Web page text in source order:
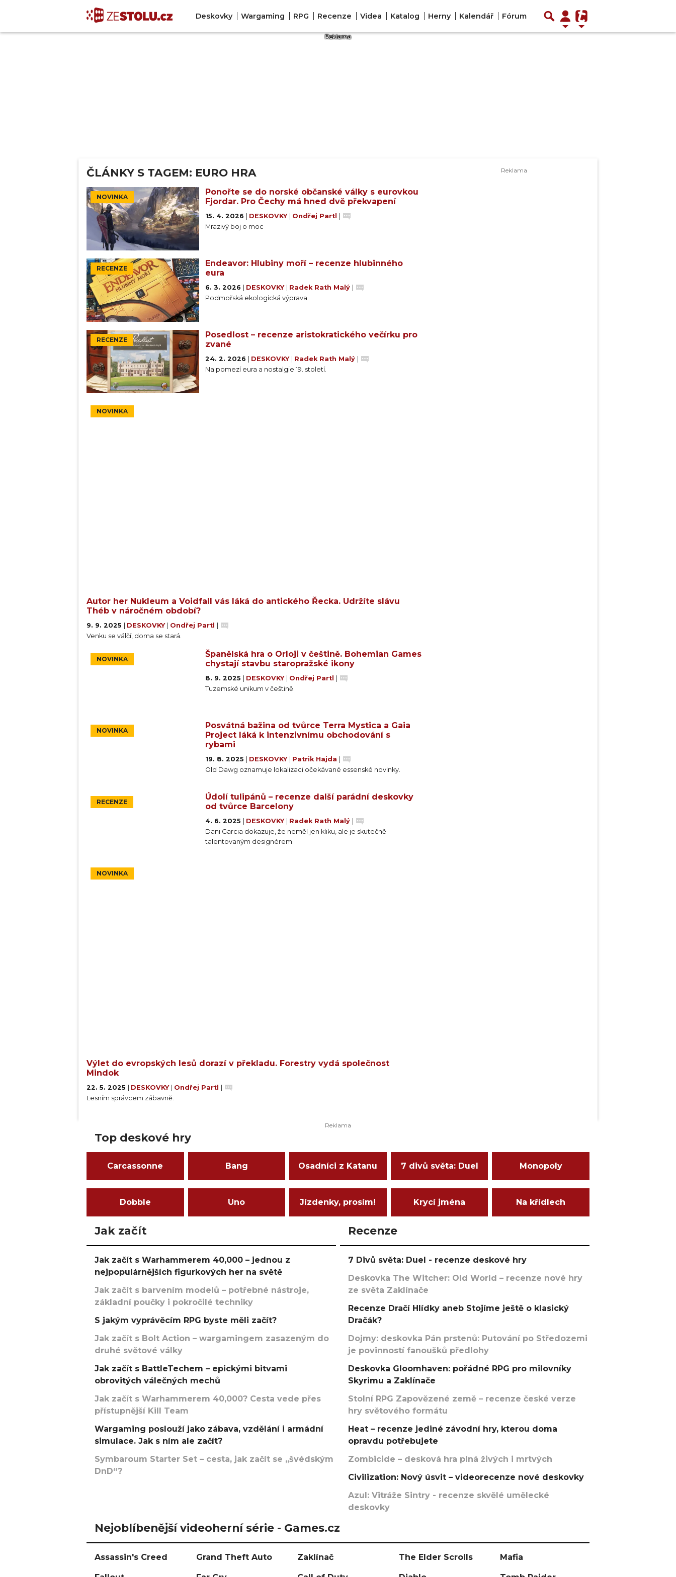
Deskovky Wargaming RPG Recenze Videa Katalog Herny Kalendář Fórum
ČLÁNKY S TAGEM: EURO HRA
NOVINKA
Ponořte se do norské občanské války s eurovkou
Fjordar. Pro Čechy má hned dvě překvapení
15. 4. 2026 DESKOVKY Ondřej Partl
Mrazivý boj o moc
RECENZE
Endeavor: Hlubiny moří – recenze hlubinného
eura
6. 3. 2026 DESKOVKY Radek Rath Malý
Podmořská ekologická výprava.
RECENZE
Posedlost – recenze aristokratického večírku pro
zvané
24. 2. 2026 DESKOVKY Radek Rath Malý
Na pomezí eura a nostalgie 19. století.
NOVINKA
Autor her Nukleum a Voidfall vás láká do antického Řecka. Udržíte slávu
Théb v náročném období?
9. 9. 2025 DESKOVKY Ondřej Partl
Venku se válčí, doma se stará.
NOVINKA
Španělská hra o Orloji v češtině. Bohemian Games
chystají stavbu staropražské ikony
8. 9. 2025 DESKOVKY Ondřej Partl
Tuzemské unikum v češtině.
NOVINKA
Posvátná bažina od tvůrce Terra Mystica a Gaia
Project láká k intenzivnímu obchodování s
rybami
19. 8. 2025 DESKOVKY Patrik Hajda
Old Dawg oznamuje lokalizaci očekávané essenské novinky.
RECENZE
Údolí tulipánů – recenze další parádní deskovky
od tvůrce Barcelony
4. 6. 2025 DESKOVKY Radek Rath Malý
Dani Garcia dokazuje, že neměl jen kliku, ale je skutečně
talentovaným designérem.
NOVINKA
Výlet do evropských lesů dorazí v překladu. Forestry vydá společnost
Mindok
22. 5. 2025 | DESKOVKY | Ondřej Partl |
Lesním správcem zábavně.
Top deskové hry
Carcassonne Bang Osadníci z Katanu 7 divů světa: Duel Monopoly
Dobble Uno Jízdenky, prosím! Krycí jména Na křídlech
Jak začít
Jak začít s Warhammerem 40,000 – jednou z
nejpopulárnějších figurkových her na světě
Jak začít s barvením modelů – potřebné nástroje,
základní poučky i pokročilé techniky
S jakým vyprávěcím RPG byste měli začít?
Jak začít s Bolt Action – wargamingem zasazeným do
druhé světové války
Jak začít s BattleTechem – epickými bitvami
obrovitých válečných mechů
Jak začít s Warhammerem 40,000? Cesta vede přes
přístupnější Kill Team
Wargaming poslouží jako zábava, vzdělání i armádní
simulace. Jak s ním ale začít?
Symbaroum Starter Set – cesta, jak začít se „švédským
DnD“?
Recenze
7 Divů světa: Duel - recenze deskové hry
Deskovka The Witcher: Old World – recenze nové hry
ze světa Zaklínače
Recenze Dračí Hlídky aneb Stojíme ještě o klasický
Dračák?
Dojmy: deskovka Pán prstenů: Putování po Středozemi
je povinností fanoušků předlohy
Deskovka Gloomhaven: pořádné RPG pro milovníky
Skyrimu a Zaklínače
Stolní RPG Zapovězené země – recenze české verze
hry světového formátu
Heat – recenze jediné závodní hry, kterou doma
opravdu potřebujete
Zombicide – desková hra plná živých i mrtvých
Civilization: Nový úsvit – videorecenze nové deskovky
Azul: Vitráže Sintry - recenze skvělé umělecké
deskovky
Nejoblíbenější videoherní série - Games.cz
Assassin's Creed Grand Theft Auto Zaklínač The Elder Scrolls Mafia